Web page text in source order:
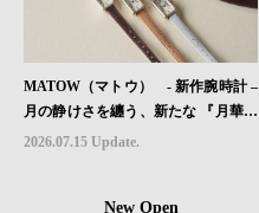
MATOW（マトウ） - 新作腕時計 –
月の静けさを纏う、新たな 『月華』
レザーモデル４型登場。
2026.07.15 Update.
New Open